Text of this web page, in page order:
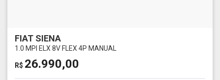
FIAT SIENA
1.0 MPI ELX 8V FLEX 4P MANUAL
R$ 26.990,00